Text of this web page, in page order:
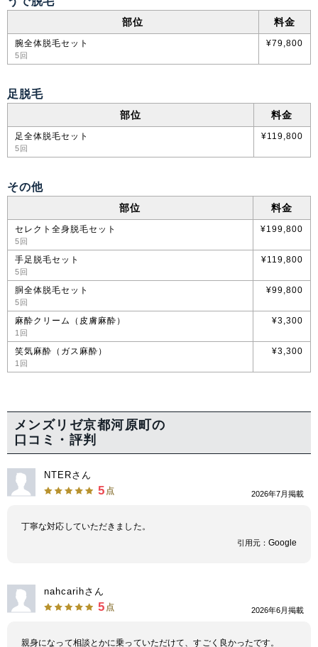
部位 料金
腕全体脱毛セット
5回
¥79,800
足脱毛
部位 料金
足全体脱毛セット
5回
¥119,800
その他
部位 料金
セレクト全身脱毛セット
5回
¥199,800
手足脱毛セット
5回
¥119,800
胴全体脱毛セット
5回
¥99,800
麻酔クリーム（皮膚麻酔）
1回
¥3,300
笑気麻酔（ガス麻酔）
1回
¥3,300
メンズリゼ京都河原町の
口コミ・評判
NTERさん
5 点 2026年7月掲載
丁寧な対応していただきました。
引用元： Google
nahcarihさん
5 点 2026年6月掲載
親身になって相談とかに乗っていただけて、すごく良かったです。